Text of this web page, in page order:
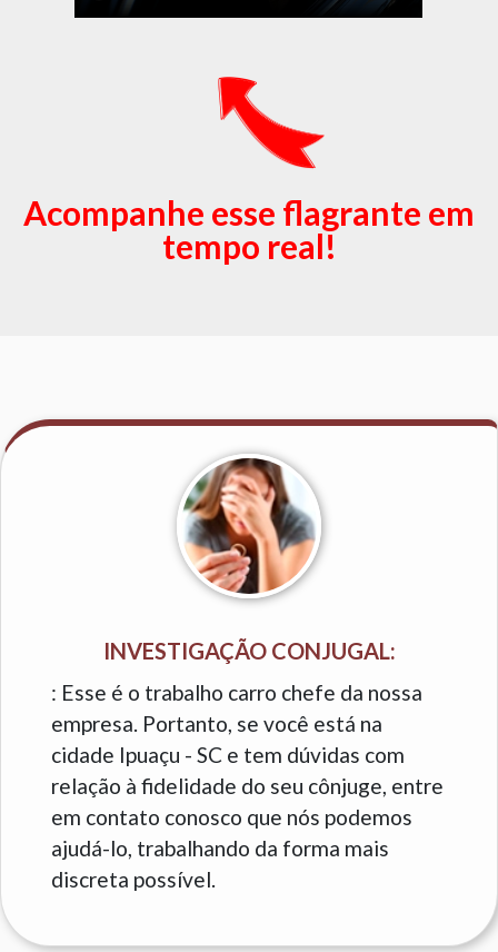
Acompanhe esse flagrante em
tempo real!
INVESTIGAÇÃO CONJUGAL:
: Esse é o trabalho carro chefe da nossa
empresa. Portanto, se você está na
cidade Ipuaçu - SC e tem dúvidas com
relação à fidelidade do seu cônjuge, entre
em contato conosco que nós podemos
ajudá-lo, trabalhando da forma mais
discreta possível.